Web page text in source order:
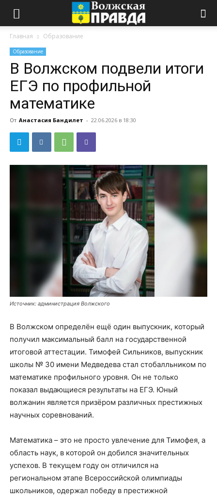
Главная Образование
Образование
В Волжском подвели итоги
ЕГЭ по профильной
математике
От Анастасия Бандилет - 22.06.2026 в 18:30
Источник: администрация Волжского
В Волжском определён ещё один выпускник, который
получил максимальный балл на государственной
итоговой аттестации. Тимофей Сильников, выпускник
школы № 30 имени Медведева стал стобалльником по
математике профильного уровня. Он не только
показал выдающиеся результаты на ЕГЭ. Юный
волжанин является призёром различных престижных
научных соревнований.
Математика – это не просто увлечение для Тимофея, а
область наук, в которой он добился значительных
успехов. В текущем году он отличился на
региональном этапе Всероссийской олимпиады
школьников, одержал победу в престижной